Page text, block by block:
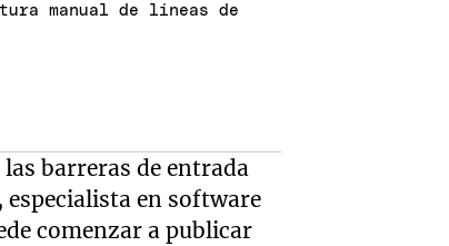
manual de líneas de
barreras de entrada
especialista en software
comenzar a publicar